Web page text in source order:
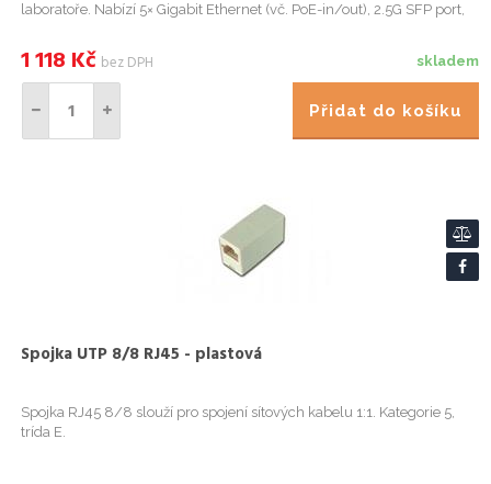
laboratoře. Nabízí 5× Gigabit Ethernet (vč. PoE-in/out), 2.5G SFP port,
skladem
1 118 Kč bez DPH
Přidat do košíku
Spojka UTP 8/8 RJ45 - plastová
Spojka RJ45 8/8 slouží pro spojení sítových kabelu 1:1. Kategorie 5,
trída E.